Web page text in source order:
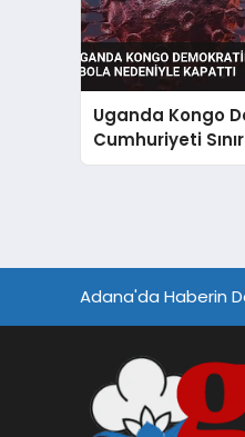
Uganda Kongo
Cumhuriyeti
Nedeniyle
Adana'da Haberin